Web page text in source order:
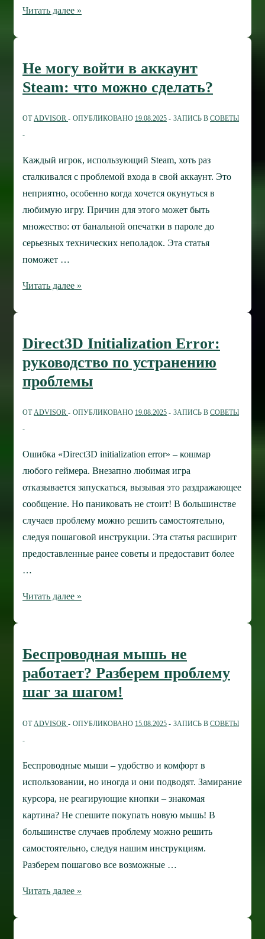
Ошибка
причины
и
Читать далее »
Не могу войти в аккаунт
Steam: что можно сделать?
ОТADVISOR ОПУБЛИКОВАНО 19.08.2025 ЗАПИСЬ В СОВЕТЫ
Каждый игрок, использующий Steam, хоть раз
сталкивался с проблемой входа в свой аккаунт. Это
неприятно, особенно когда хочется окунуться в
любимую игру. Причин для этого может быть
множество: от банальной опечатки в пароле до
серьезных технических неполадок. Эта статья
поможет …
Не
аккаунт
Steam:
что
сделать?
Читать далее »
Direct3D Initialization Error:
руководство по устранению
проблемы
ОТADVISOR ОПУБЛИКОВАНО 19.08.2025 ЗАПИСЬ В СОВЕТЫ
Ошибка «Direct3D initialization error» – кошмар
любого геймера. Внезапно любимая игра
отказывается запускаться, вызывая это раздражающее
сообщение. Но паниковать не стоит! В большинстве
случаев проблему можно решить самостоятельно,
следуя пошаговой инструкции. Эта статья расширит
предоставленные ранее советы и предоставит более
…
Direct3D
по
устранению
проблемы
Читать далее »
Беспроводная мышь не
работает? Разберем проблему
шаг за шагом!
ОТ ADVISOR ОПУБЛИКОВАНО 15.08.2025 ЗАПИСЬ В СОВЕТЫ
Беспроводные мыши – удобство и комфорт в
использовании, но иногда и они подводят. Замирание
курсора, не реагирующие кнопки – знакомая
картина? Не спешите покупать новую мышь! В
большинстве случаев проблему можно решить
самостоятельно, следуя нашим инструкциям.
Разберем пошагово все возможные …
Беспроводная
Читать далее »